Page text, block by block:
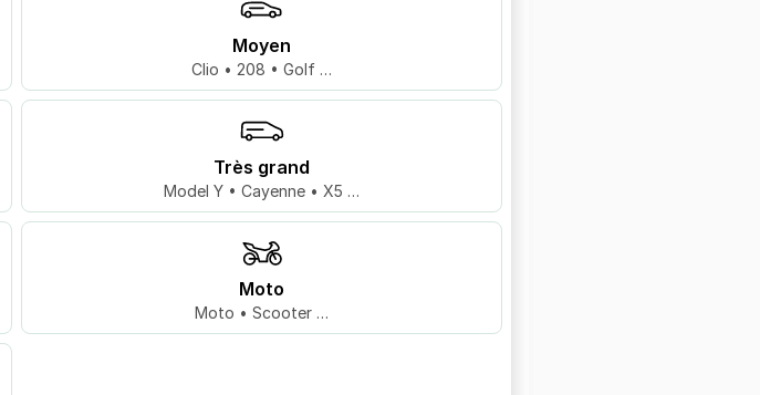
Moyen
Clio • 208 • Golf …
Très grand
Model Y • Cayenne • X5 …
Moto
Moto • Scooter …